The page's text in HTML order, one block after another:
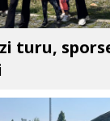
turu,